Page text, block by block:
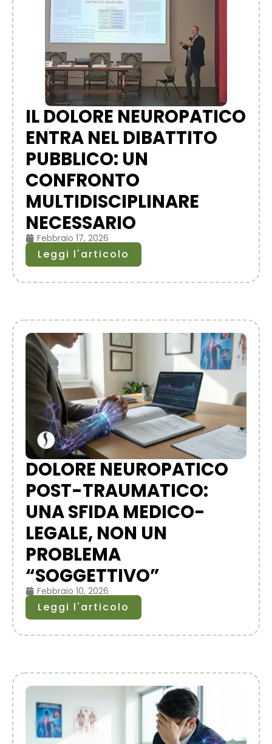
IL DOLORE NEUROPATICO
ENTRA NEL DIBATTITO
PUBBLICO: UN
CONFRONTO
MULTIDISCIPLINARE
NECESSARIO
Febbraio 17, 2026
Leggi l'articolo
DOLORE NEUROPATICO
POST-TRAUMATICO:
UNA SFIDA MEDICO-
LEGALE, NON UN
PROBLEMA
“SOGGETTIVO”
Febbraio 10, 2026
Leggi l'articolo